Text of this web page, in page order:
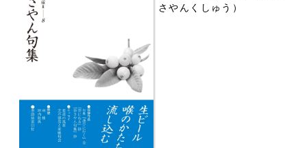
さやんくしゅう）